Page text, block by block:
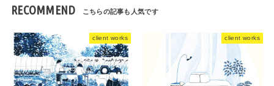
RECOMMEND
client works client works